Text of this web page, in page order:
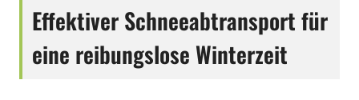
Effektiver Schneeabtransport für
eine reibungslose Winterzeit